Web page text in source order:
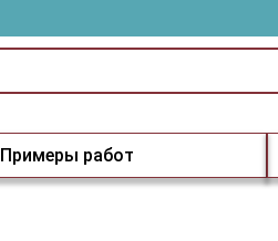
Примеры работ